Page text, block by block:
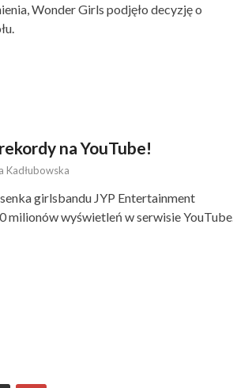
Wonder Girls podjęło decyzję o
na YouTube!
Kadłubowska
girlsbandu JYP Entertainment
milionów wyświetleń w serwisie YouTube.